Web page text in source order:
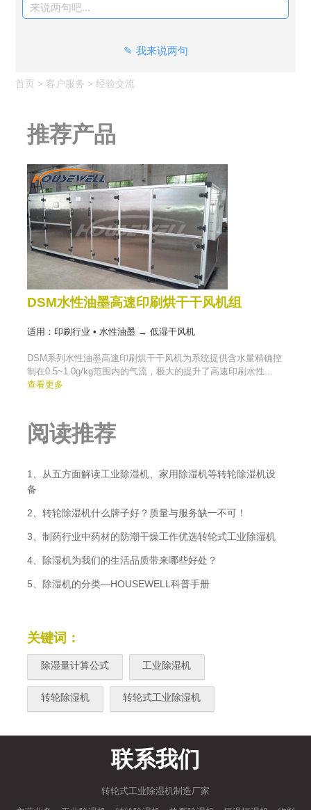
来说两句吧...
我来说两句
首页 > 客户服务 >经验交流
推荐产品
DSM水性油墨高速印刷烘干干风机组
适用：印刷行业 • 水性油墨 → 低湿干风机
DSM系列水性油墨高速印刷烘干干风机为系统提供含水量精确控
制在0.5~1.0g/kg范围内的气流，极大的提升了高速印刷水性...
查看更多
阅读推荐
1、从五方面解读工业除湿机、家用除湿机等转轮除湿机设
备
2、转轮除湿机什么牌子好？质量与服务缺一不可！
3、制药行业中药材的防潮干燥工作优选转轮式工业除湿机
4、除湿机为我们的生活品质带来哪些好处？
5、除湿机的分类—HOUSEWELL科普手册
关键词：
除湿量计算公式 工业除湿机
转轮除湿机 转轮式工业除湿机
联系我们
转轮式工业除湿机制造厂家